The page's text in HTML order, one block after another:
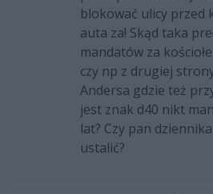
blokować ulicy przed
auta za! Skąd taka
mandatów za
czy np z drugiej
Andersa gdzie też
jest znak d40 nikt
lat? Czy pan
ustalić?